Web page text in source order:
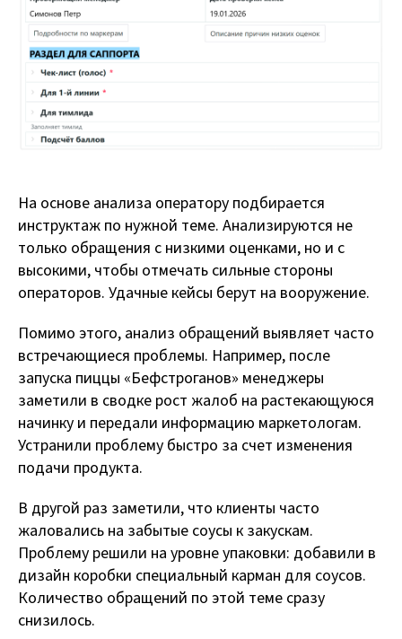
На основе анализа оператору подбирается
инструктаж по нужной теме. Анализируются не
только обращения с низкими оценками, но и с
высокими, чтобы отмечать сильные стороны
операторов. Удачные кейсы берут на вооружение.
Помимо этого, анализ обращений выявляет часто
встречающиеся проблемы. ​​Например, после
запуска пиццы «Бефстроганов» менеджеры
заметили в сводке рост жалоб на растекающуюся
начинку и передали информацию маркетологам.
Устранили проблему быстро за счет изменения
подачи продукта.
В другой раз заметили, что клиенты часто
жаловались на забытые соусы к закускам.
Проблему решили на уровне упаковки: добавили в
дизайн коробки специальный карман для соусов.
Количество обращений по этой теме сразу
снизилось.